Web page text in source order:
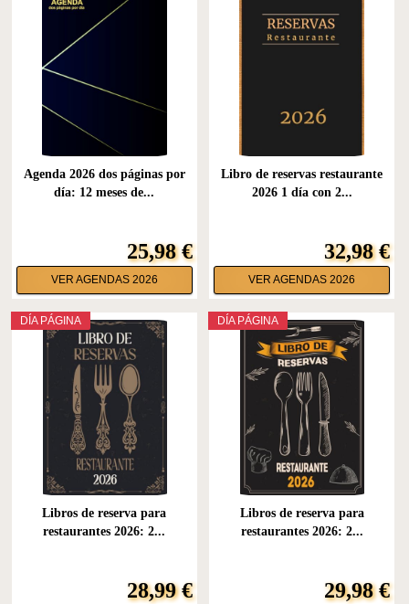
Agenda 2026 dos páginas por
día: 12 meses de...
25,98 €
VER AGENDAS 2026
Libro de reservas restaurante
2026 1 día con 2...
32,98 €
VER AGENDAS 2026
DÍA PÁGINA
Libros de reserva para
restaurantes 2026: 2...
28,99 €
DÍA PÁGINA
Libros de reserva para
restaurantes 2026: 2...
29,98 €